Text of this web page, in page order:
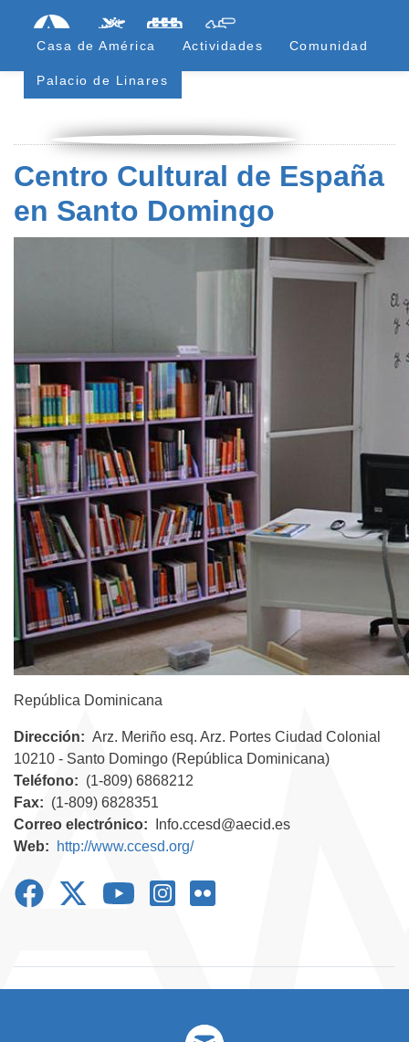
Menú Superior
Casa de América Actividades Comunidad
Palacio de Linares
Centro Cultural de España
en Santo Domingo
República Dominicana
Dirección
Arz. Meriño esq. Arz. Portes Ciudad Colonial
10210 - Santo Domingo (República Dominicana)
Teléfono
(1-809) 6868212
Fax
(1-809) 6828351
Correo electrónico
Info.ccesd@aecid.es
Web
http://www.ccesd.org/